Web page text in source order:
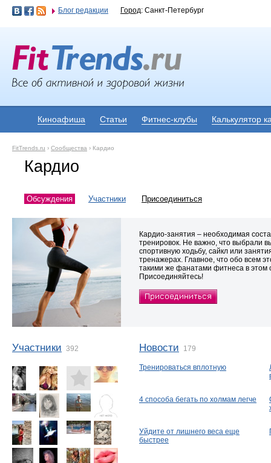
Блог редакции Город: Санкт-Петербург
Киноафиша Статьи Фитнес-клубы Калькулятор
FitTrends.ru › Сообщества › Кардио
Кардио
Обсуждения Участники Присоединиться
Кардио-занятия – необходимая
тренировок. Не важно, что выбрали
спортивную ходьбу, сайкл или
тренажерах. Главное, что обо всем
такими же фанатами фитнеса в этом
Присоединяйтесь!
Участники 392 Новости 179
Тренироваться вплотную
4 способа бегать по холмам легче
Уйдите от лишнего веса еще
быстрее